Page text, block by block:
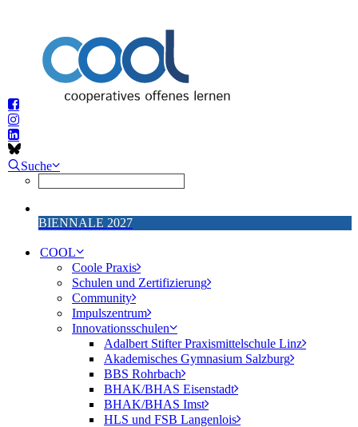
Suche
BIENNALE 2027
COOL
Coole Praxis
Schulen und Zertifizierung
Community
Impulszentrum
Innovationsschulen
Adalbert Stifter Praxismittelschule Linz
Akademisches Gymnasium Salzburg
BBS Rohrbach
BHAK/BHAS Eisenstadt
BHAK/BHAS Imst
HLS und FSB Langenlois